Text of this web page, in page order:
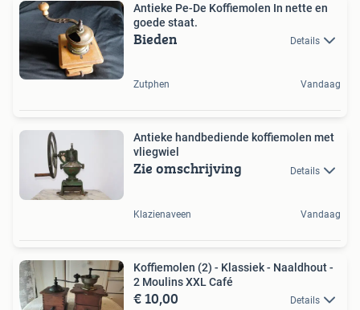
Antieke Pe-De Koffiemolen In nette en
goede staat.
Bieden Details
Zutphen Vandaag
Antieke handbediende koffiemolen met
vliegwiel
Zie omschrijving Details
Klazienaveen Vandaag
Koffiemolen (2) - Klassiek - Naaldhout -
2 Moulins XXL Café
€ 10,00 Details